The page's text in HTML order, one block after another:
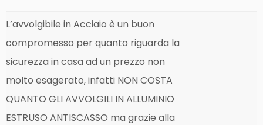
L’avvolgibile in Acciaio è un buon
compromesso per quanto riguarda la
sicurezza in casa ad un prezzo non
molto esagerato, infatti NON COSTA
QUANTO GLI AVVOLGILI IN ALLUMINIO
ESTRUSO ANTISCASSO ma grazie alla